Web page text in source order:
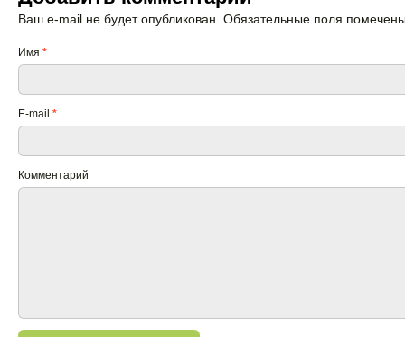
Ваш e-mail не будет опубликован. Обязательные поля
Имя *
E-mail *
Комментарий